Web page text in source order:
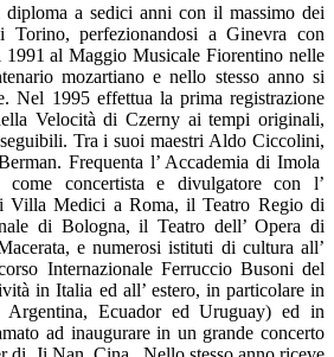
diploma a sedici anni con il massimo dei
perfezionandosi a Ginevra con
al Maggio Musicale Fiorentino nelle
mozartiano e nello stesso anno si
Nel 1995 effettua la prima registrazione
Velocità di Czerny ai tempi originali,
Tra i suoi maestri Aldo Ciccolini,
Frequenta l’ Accademia di Imola
concertista e divulgatore con l’
Villa Medici a Roma, il Teatro Regio di
di Bologna, il Teatro dell’ Opera di
e numerosi istituti di cultura all’
Internazionale Ferruccio Busoni del
in Italia ed all’ estero, in particolare in
Ecuador ed Uruguay) ed in
ad inaugurare in un grande concerto